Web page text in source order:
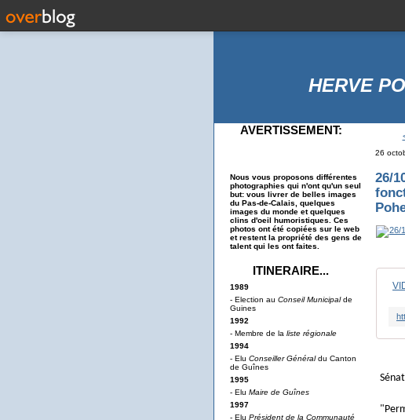
HERVE
AVERTISSEMENT:
Nous vous proposons différentes
photographies qui n'ont qu'un seul
but: vous livrer de belles images
du Pas-de-Calais, quelques
images du monde et quelques
clins d'oeil humoristiques. Ces
photos ont été copiées sur le web
et restent la propriété des gens de
talent qui les ont faites.
ITINERAIRE...
1989
- Election au Conseil Municipalde
Guines
1992
- Membre de la liste régionale
1994
- Elu Conseiller Généraldu Canton
de Guînes
1995
- Elu Maire de Guînes
1997
- Elu Président de la Communauté
26
26/